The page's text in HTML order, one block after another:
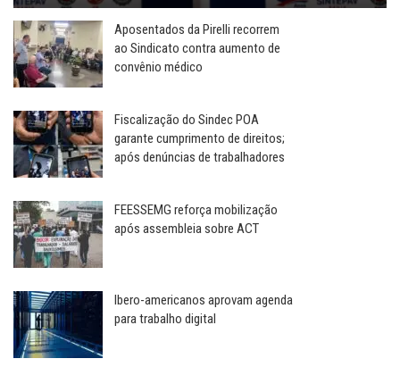
Aposentados da Pirelli recorrem
ao Sindicato contra aumento de
convênio médico
Fiscalização do Sindec POA
garante cumprimento de direitos;
após denúncias de trabalhadores
FEESSEMG reforça mobilização
após assembleia sobre ACT
Ibero-americanos aprovam agenda
para trabalho digital